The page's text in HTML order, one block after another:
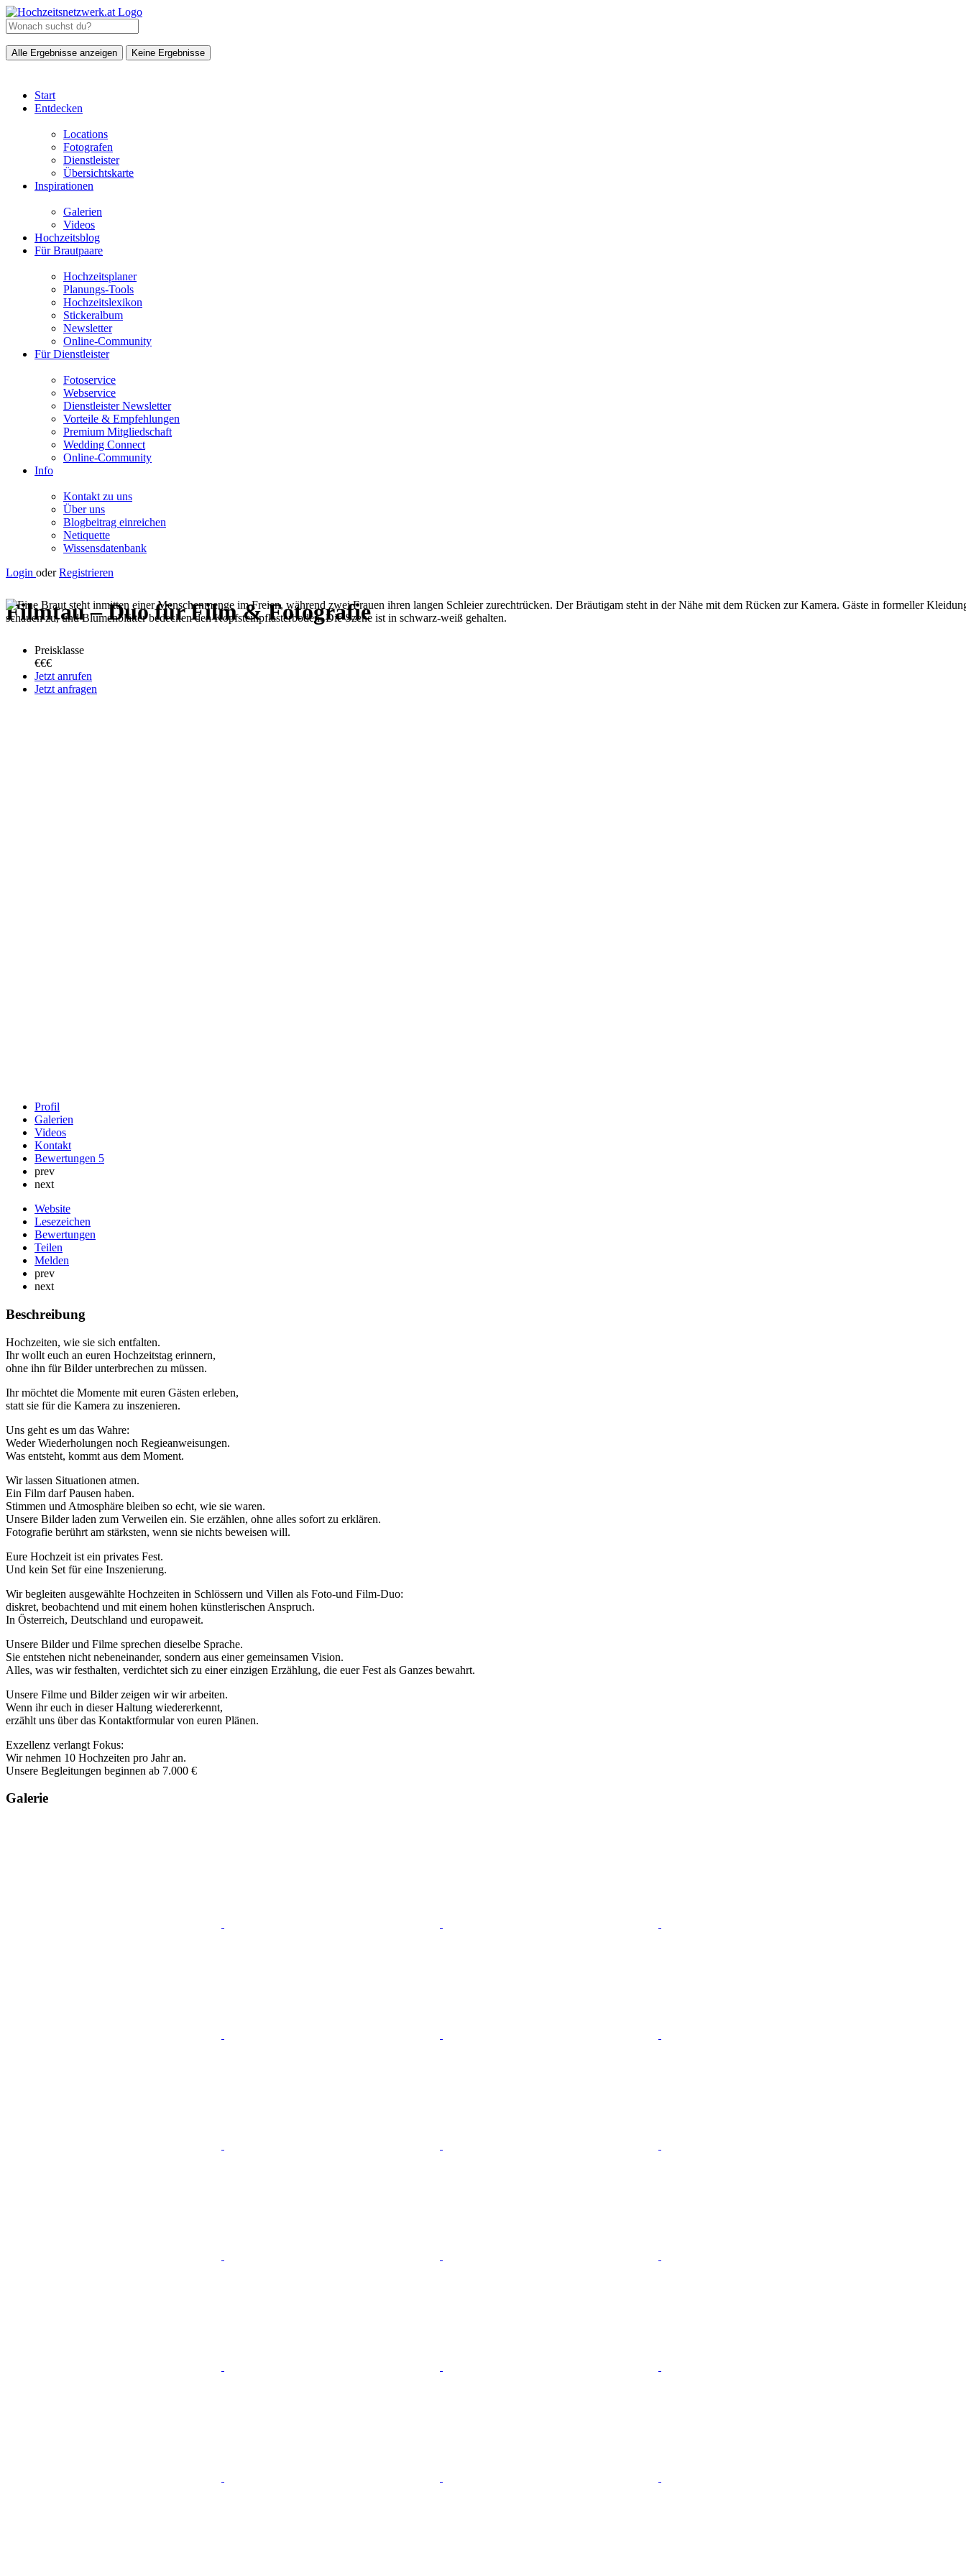
Alle Ergebnisse anzeigen Keine Ergebnisse
Start
Entdecken
Locations
Fotografen
Dienstleister
Übersichtskarte
Inspirationen
Galerien
Videos
Hochzeitsblog
Für Brautpaare
Hochzeitsplaner
Planungs-Tools
Hochzeitslexikon
Stickeralbum
Newsletter
Online-Community
Für Dienstleister
Fotoservice
Webservice
Dienstleister Newsletter
Vorteile & Empfehlungen
Premium Mitgliedschaft
Wedding Connect
Online-Community
Info
Kontakt zu uns
Über uns
Blogbeitrag einreichen
Netiquette
Wissensdatenbank
Login oder Registrieren
Filmtau – Duo für Film & Fotografie
Preisklasse
€€€
Jetzt anrufen
Jetzt anfragen
Profil
Galerien
Videos
Kontakt
Bewertungen 5
prev
next
Website
Lesezeichen
Bewertungen
Teilen
Melden
prev
next
Beschreibung
Hochzeiten, wie sie sich entfalten.
Ihr wollt euch an euren Hochzeitstag erinnern,
ohne ihn für Bilder unterbrechen zu müssen.
Ihr möchtet die Momente mit euren Gästen erleben,
statt sie für die Kamera zu inszenieren.
Uns geht es um das Wahre:
Weder Wiederholungen noch Regieanweisungen.
Was entsteht, kommt aus dem Moment.
Wir lassen Situationen atmen.
Ein Film darf Pausen haben.
Stimmen und Atmosphäre bleiben so echt, wie sie waren.
Unsere Bilder laden zum Verweilen ein. Sie erzählen, ohne alles sofort zu erklären.
Fotografie berührt am stärksten, wenn sie nichts beweisen will.
Eure Hochzeit ist ein privates Fest.
Und kein Set für eine Inszenierung.
Wir begleiten ausgewählte Hochzeiten in Schlössern und Villen als Foto-und Film-Duo:
diskret, beobachtend und mit einem hohen künstlerischen Anspruch.
In Österreich, Deutschland und europaweit.
Unsere Bilder und Filme sprechen dieselbe Sprache.
Sie entstehen nicht nebeneinander, sondern aus einer gemeinsamen Vision.
Alles, was wir festhalten, verdichtet sich zu einer einzigen Erzählung, die euer Fest als Ganzes bewahrt.
Unsere Filme und Bilder zeigen wir wir arbeiten.
Wenn ihr euch in dieser Haltung wiedererkennt,
erzählt uns über das Kontaktformular von euren Plänen.
Exzellenz verlangt Fokus:
Wir nehmen 10 Hochzeiten pro Jahr an.
Unsere Begleitungen beginnen ab 7.000 €
Galerie